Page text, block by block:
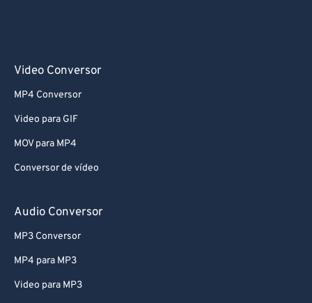
Video Conversor
MP4 Conversor
Video para GIF
MOV para MP4
Conversor de vídeo
Audio Conversor
MP3 Conversor
MP4 para MP3
Video para MP3